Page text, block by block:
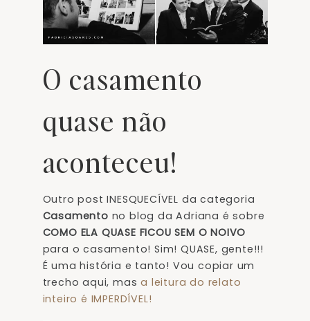
O casamento
quase não
aconteceu!
Outro post INESQUECÍVEL da categoria
Casamento no blog da Adriana é sobre
COMO ELA QUASE FICOU SEM O NOIVO
para o casamento! Sim! QUASE, gente!!!
É uma história e tanto! Vou copiar um
trecho aqui, masa leitura do relato
inteiro é IMPERDÍVEL!